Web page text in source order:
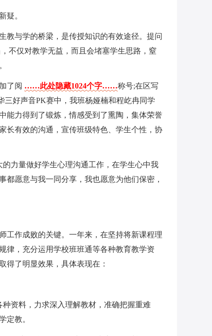
疑。
教与学的桥梁，是传授知识的有效途径。提问
不仅对教学无益，而且会堵塞学生思路，窒
了阅 ……此处隐藏1024个字……称号;在区写
好声音PK赛中，我班杨娅楠和程屹冉同学
能力得到了锻炼，情感受到了熏陶，集体荣誉
长有效的沟通，宣传班级特色、学生个性，协
力量做好学生心理沟通工作，在学生心中我
都愿意与我一同分享，我也愿意为他们保密，
工作成败的关键。一年来，在坚持将新课程理
律，充分运用学校班班通等各种教育教学资
得了明显效果，具体表现在：
资料，力求深入理解教材，准确把握重难
定教。